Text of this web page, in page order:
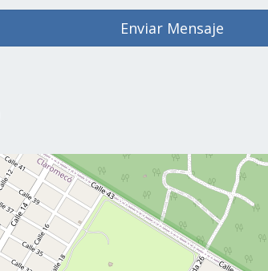
Enviar Mensaje